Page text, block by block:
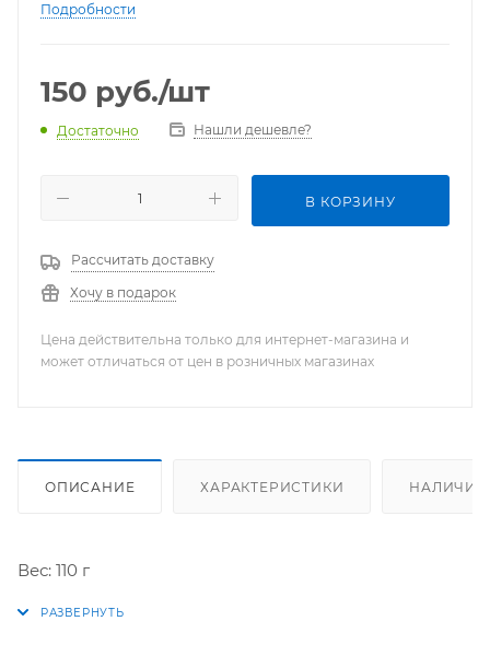
Подробности
150 руб./шт
Достаточно Нашли дешевле?
В КОРЗИНУ
Рассчитать доставку
Хочу в подарок
Цена действительна только для интернет-магазина и
может отличаться от цен в розничных магазинах
ОПИСАНИЕ ХАРАКТЕРИСТИКИ НАЛИЧИЕ
Вес: 110 г